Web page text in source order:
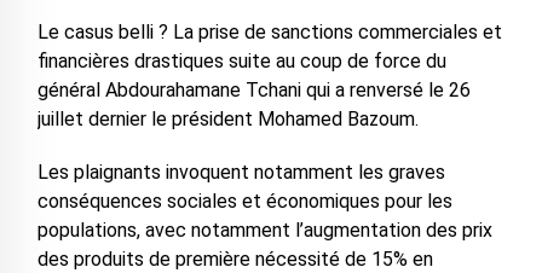
Le casus belli ? La prise de sanctions commerciales et
financières drastiques suite au coup de force du
général Abdourahamane Tchani qui a renversé le 26
juillet dernier le président Mohamed Bazoum.
Les plaignants invoquent notamment les graves
conséquences sociales et économiques pour les
populations, avec notamment l’augmentation des prix
des produits de première nécessité de 15% en